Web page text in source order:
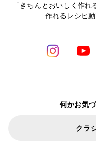
「きちんとおいしく作
作れるレシピ
何かお気
クラ